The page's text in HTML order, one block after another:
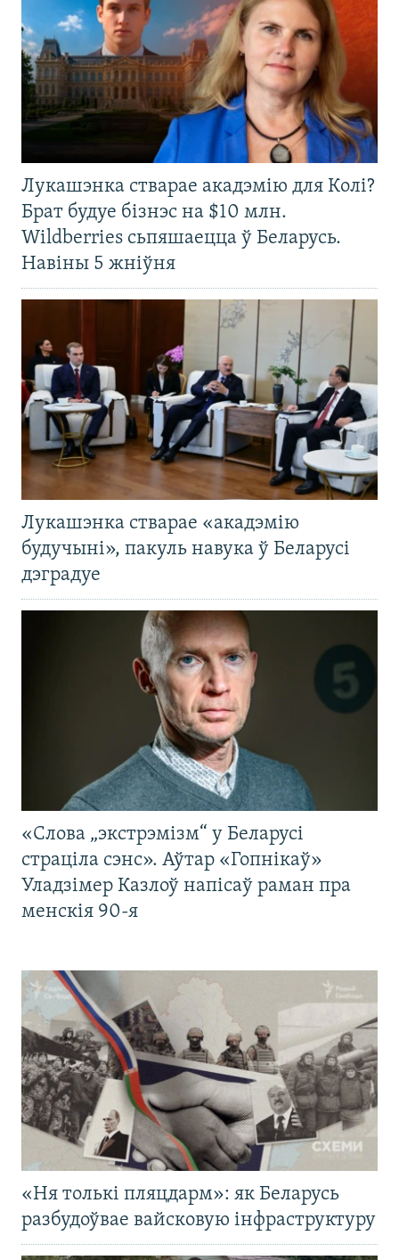
Лукашэнка стварае акадэмію для Колі?
Брат будуе бізнэс на $10 млн.
Wildberries сьпяшаецца ў Беларусь.
Навіны 5 жніўня
Лукашэнка стварае «акадэмію
будучыні», пакуль навука ў Беларусі
дэградуе
«Слова „экстрэмізм“ у Беларусі
страціла сэнс». Аўтар «Гопнікаў»
Уладзімер Казлоў напісаў раман пра
менскія 90-я
«Ня толькі пляцдарм»: як Беларусь
разбудоўвае вайсковую інфраструктуру